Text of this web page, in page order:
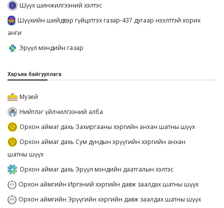
Шүүх шинжилгээний хэлтэс
Шүүхийн шийдвэр гүйцэтгэх газар-437 дугаар нээлттэй хорих
анги
Эрүүл мэндийн газар
Харъяа байгууллага
Музей
Нийтлэг үйлчилгээний алба
Орхон аймаг дахь Захиргааны хэргийн анхан шатны шүүх
Орхон аймаг дахь Сум дундын эрүүгийн хэргийн анхан
шатны шүүх
Орхон аймаг дахь Эрүүл мэндийн даатгалын хэлтэс
Орхон аймгийн Иргэний хэргийн давж заалдах шатны шүүх
Орхон аймгийн Эрүүгийн хэргийн давж заалдах шатны шүүх